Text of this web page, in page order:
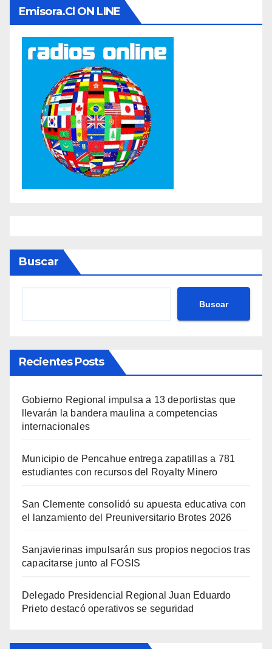
Emisora.cl ON LINE
Buscar
Buscar
Recientes Posts
Gobierno Regional impulsa a 13 deportistas que
llevarán la bandera maulina a competencias
internacionales
Municipio de Pencahue entrega zapatillas a 781
estudiantes con recursos del Royalty Minero
San Clemente consolidó su apuesta educativa con
el lanzamiento del Preuniversitario Brotes 2026
Sanjavierinas impulsarán sus propios negocios tras
capacitarse junto al FOSIS
Delegado Presidencial Regional Juan Eduardo
Prieto destacó operativos se seguridad